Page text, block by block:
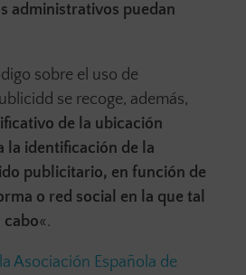
administrativos puedan
sobre el uso de
se recoge, además,
de la ubicación
la identificación de la
publicitario, en función de
o red social en la que tal
cabo«.
Asociación Española de